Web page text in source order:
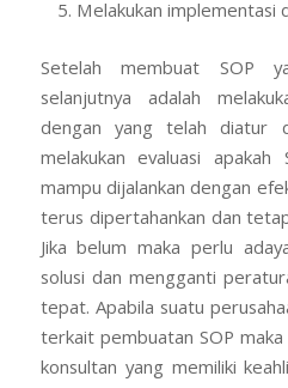
Melakukan implementasi
Setelah membuat SOP
selanjutnya adalah
dengan yang telah diatur
melakukan evaluasi
mampu dijalankan dengan
terus dipertahankan dan
Jika belum maka perlu
solusi dan mengganti
tepat. Apabila suatu
terkait pembuatan SOP
konsultan yang memiliki